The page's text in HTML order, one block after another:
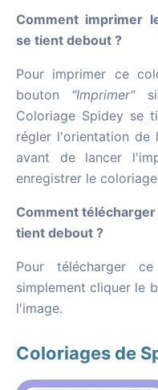
Comment imprimer
se tient debout ?
Pour imprimer ce
bouton "Imprimer"
Coloriage Spidey se
régler l'orientation de
avant de lancer
enregistrer le coloriage
Comment
tient debout ?
Pour télécharger
simplement cliquer le
l'image.
Coloriages de